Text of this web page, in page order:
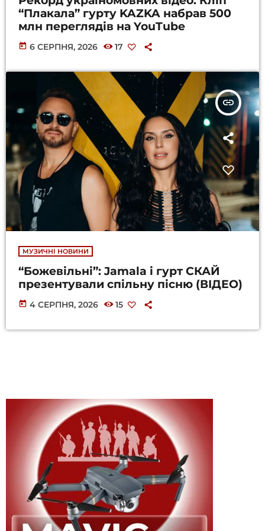
“Плакала” гурту KAZKA набрав 500
млн переглядів на YouTube
today 6 СЕРПНЯ, 2026 17
insert_link
МУЗИЧНІ НОВИНИ
“Божевільні”: Jamala і гурт СКАЙ
презентували спільну пісню (ВІДЕО)
today 4 СЕРПНЯ, 2026 15